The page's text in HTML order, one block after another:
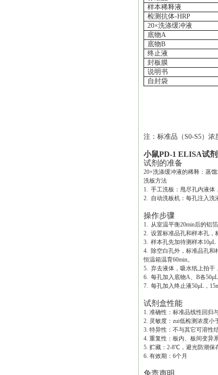
样本稀释液
检测抗体-HRP
20×洗涤缓冲液
底物A
底物B
终止液
封板膜
说明书
自封袋
注：标准品（ S0-S5）浓
小鼠PD-1 ELISA试
试剂的准备
20×洗涤缓冲液的稀释：蒸
洗板方法
1. 手工洗板：甩尽孔内液体
2. 自动洗板机：每孔注入洗
操作步骤
1. 从室温平衡20min后的铝
2. 设置标准品孔和样本孔，
3. 样本孔先加待测样本10μL
4. 除空白孔外，标准品孔和
恒温箱温育60min。
5. 弃去液体，吸水纸上拍干
6. 每孔加入底物A、B各
7. 每孔加入终止液50μL，
试剂盒性能
1. 准确性：标准品线性回归
2. 灵敏度：zui低检测浓度小
3. 特异性：不与其它可溶性
4. 重复性：板内、板间变异
5. 贮藏：2-8℃，避光防潮保
6. 有效期：6个月
免责声明